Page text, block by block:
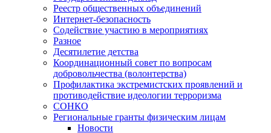
Реестр общественных объединений
Интернет-безопасность
Содействие участию в мероприятиях
Разное
Десятилетие детства
Координационный совет по вопросам
добровольчества (волонтерства)
Профилактика экстремистских проявлений и
противодействие идеологии терроризма
СОНКО
Региональные гранты физическим лицам
Новости